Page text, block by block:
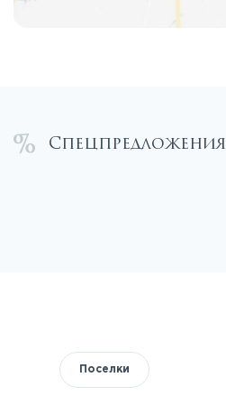
Спецпредложения
Поселки